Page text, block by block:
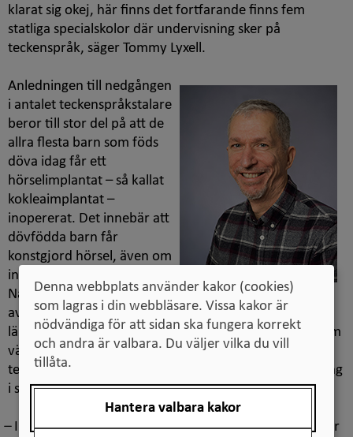
klarat sig okej, här finns det fortfarande finns fem
statliga specialskolor där undervisning sker på
teckenspråk, säger Tommy Lyxell.
Anledningen till nedgången
i antalet teckenspråkstalare
beror till stor del på att de
allra flesta barn som föds
döva idag får ett
hörselimplantat – så kallat
kokleaimplantat –
inopererat. Det innebär att
dövfödda barn får
konstgjord hörsel, även om
inte alla får perfekt hörsel.
När implantatet är
avstängt är de döva. Många föräldrar väljer då att inte
lära sina barn teckenspråk. I Danmark får föräldrar som
väljer kokleaimplantat till sina barn inte lära sig
teckenspråk, medan föräldrar i Sverige får en utbildning
i språket om de önskar.
̶ I det här projektet ger vi barnen en egen röst och låter
Denna webbplats använder kakor (cookies)
som lagras i din webbläsare. Vissa kakor är
nödvändiga för att sidan ska fungera korrekt
och andra är valbara. Du väljer vilka du vill
tillåta.
Hantera valbara kakor